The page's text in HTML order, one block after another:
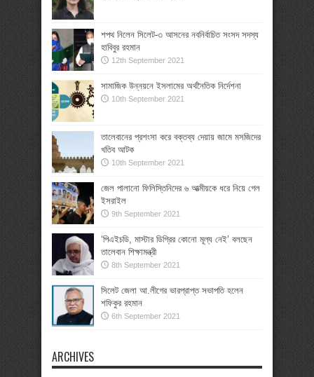
শপথ নিলেন সিলেট-৩ আসনের নবনির্বাচিত সংসদ সদস্য
হাবিবুর রহমান
12th September 2021
সামাজিক উন্নয়নে ইসলামের অর্থনৈতিক নির্দেশনা
10th September 2021
তালেবানের প্রশংসা করে বক্তব্য দেয়ায় জামে মসজিদের
খতিব আটক
10th September 2021
জেল পালানো ফিলিস্তিনিদের ৬ আত্মীয়কে ধরে নিয়ে গেল
ইসরাইল
9th September 2021
‘পিএইচডি, মাস্টার ডিগ্রির কোনো মূল্য নেই’ বলছেন
তালেবান শিক্ষামন্ত্রী
8th September 2021
সিলেট জেলা আ.লীগের ভারপ্রাপ্ত সভাপতি হলেন
শফিকুর রহমান
6th September 2021
ARCHIVES